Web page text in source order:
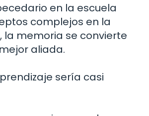
en la escuela
complejos en la
la memoria se convierte
aliada.
sería casi